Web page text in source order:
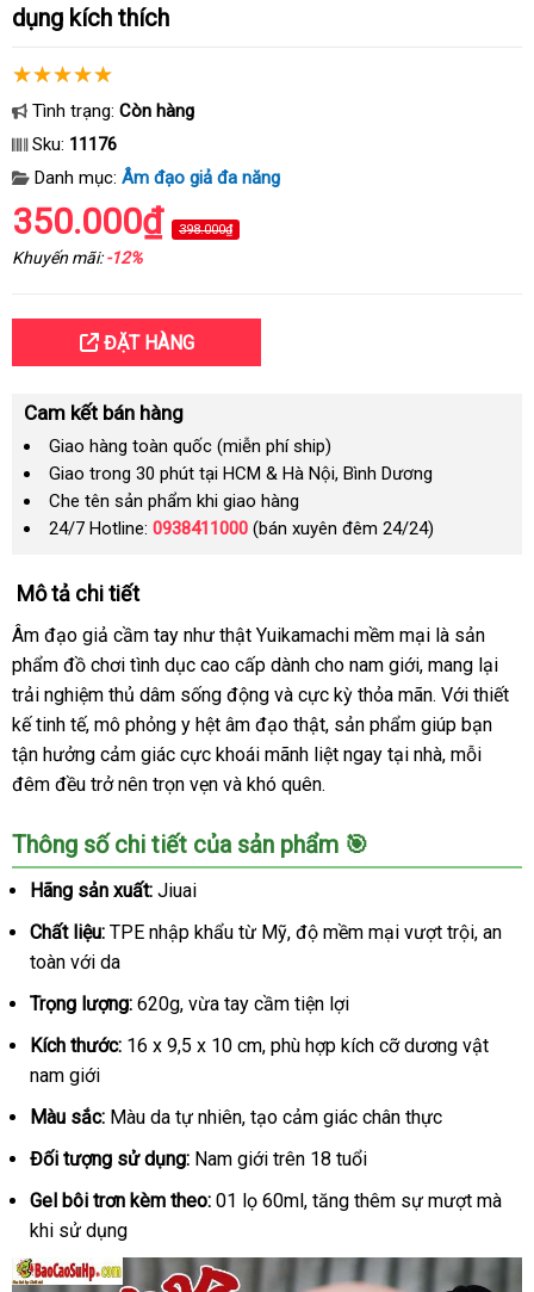
dụng kích thích
Tình trạng: Còn hàng
Sku: 11176
Danh mục: Âm đạo giả đa năng
350.000₫ 398.000₫
Khuyến mãi:-12%
ĐẶT HÀNG
Cam kết bán hàng
Giao hàng toàn quốc (miễn phí ship)
Giao trong 30 phút tại HCM & Hà Nội, Bình Dương
Che tên sản phẩm khi giao hàng
24/7 Hotline: 0938411000 (bán xuyên đêm 24/24)
Mô tả chi tiết
Âm đạo giả cầm tay như thật Yuikamachi mềm mại là sản
phẩm đồ chơi tình dục cao cấp dành cho nam giới, mang lại
trải nghiệm thủ dâm sống động và cực kỳ thỏa mãn. Với thiết
kế tinh tế, mô phỏng y hệt âm đạo thật, sản phẩm giúp bạn
tận hưởng cảm giác cực khoái mãnh liệt ngay tại nhà, mỗi
đêm đều trở nên trọn vẹn và khó quên.
Thông số chi tiết của sản phẩm 🎯
Hãng sản xuất: Jiuai
Chất liệu: TPE nhập khẩu từ Mỹ, độ mềm mại vượt trội, an
toàn với da
Trọng lượng: 620g, vừa tay cầm tiện lợi
Kích thước: 16 x 9,5 x 10 cm, phù hợp kích cỡ dương vật
nam giới
Màu sắc: Màu da tự nhiên, tạo cảm giác chân thực
Đối tượng sử dụng: Nam giới trên 18 tuổi
Gel bôi trơn kèm theo: 01 lọ 60ml, tăng thêm sự mượt mà
khi sử dụng